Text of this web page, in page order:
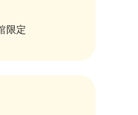
限定